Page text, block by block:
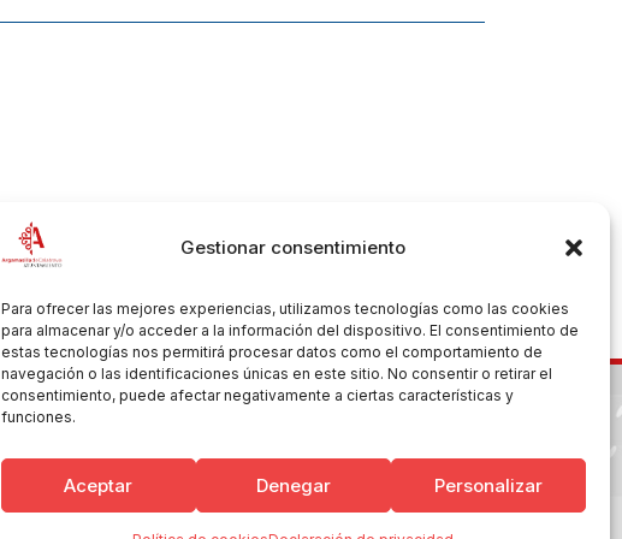
Gestionar consentimiento
Para ofrecer las mejores experiencias, utilizamos tecnologías como las cookies
para almacenar y/o acceder a la información del dispositivo. El consentimiento de
estas tecnologías nos permitirá procesar datos como el comportamiento de
navegación o las identificaciones únicas en este sitio. No consentir o retirar el
consentimiento, puede afectar negativamente a ciertas características y
funciones.
Aceptar Denegar Personalizar